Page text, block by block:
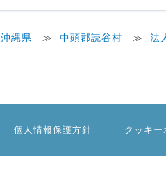
沖縄県 ≫ 中頭郡読谷村 ≫ 法
個人情報保護方針 クッキー